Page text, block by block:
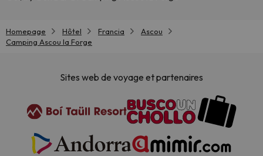
Homepage Hôtel Francia
Ascou
Camping Ascou la Forge
Sites web de voyage et partenaires